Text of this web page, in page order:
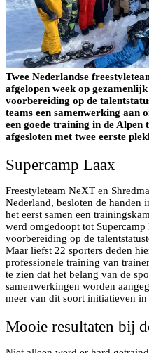
Twee Nederlandse
afgelopen week op
voorbereiding op de
teams een samenwerking aan
een goede training in de Alpen
afgesloten met twee eerste
Supercamp Laax
Freestyleteam NeXT en
Nederland, besloten de handen
het eerst samen een
werd omgedoopt tot
voorbereiding op de
Maar liefst 22 sporters deden
professionele training van
te zien dat het belang van de
samenwerkingen worden
meer van dit soort initiatieven in
Mooie resultaten bij